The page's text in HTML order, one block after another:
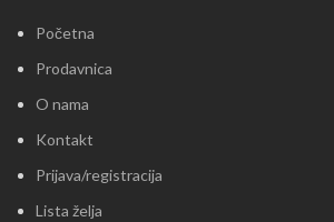
Početna
Prodavnica
O nama
Kontakt
Prijava/registracija
Lista želja